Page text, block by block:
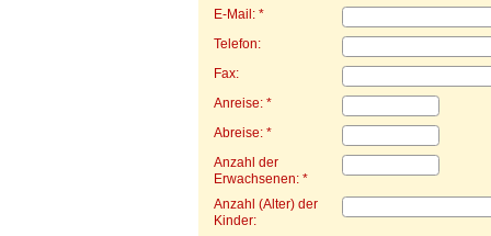
E-Mail: *
Telefon:
Fax:
Anreise: *
Abreise: *
Anzahl der
Erwachsenen: *
Anzahl (Alter) der
Kinder: